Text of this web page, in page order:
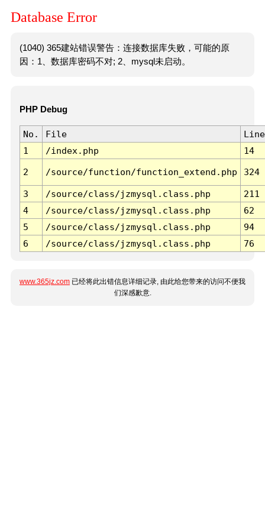
Database Error
(1040) 365建站错误警告：连接数据库失败，可能的原
因：1、数据库密码不对; 2、mysql未启动。
PHP Debug
No. File
Line
1
/index.php 14
2 /source/function/function_extend.php 324
3 /source/class/jzmysql.class.php
211
4
/source/class/jzmysql.class.php
62
5
/source/class/jzmysql.class.php
94
6
/source/class/jzmysql.class.php 76
www.365jz.com 已经将此出错信息详细记录, 由此给您带来的访问不便我
们深感歉意.